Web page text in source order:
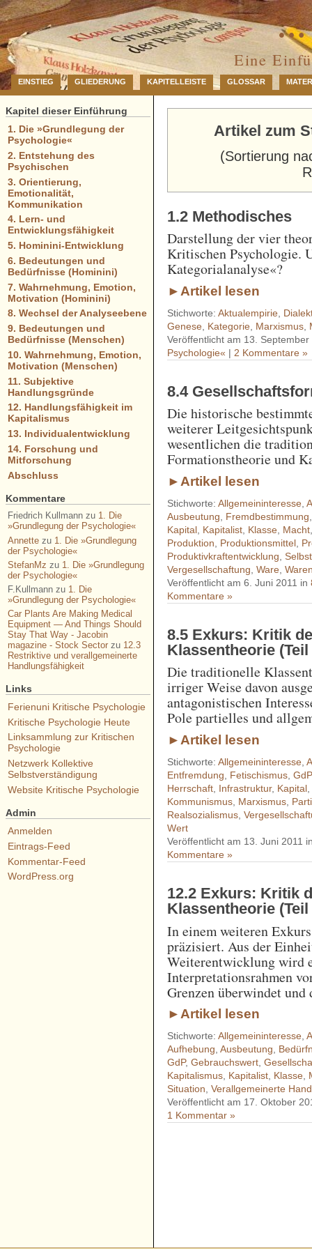
…
Eine
EINSTIEG GLIEDERUNG KAPITELLEISTE GLOSSAR
Artikel zum
(Sortierung
1.2 Methodisches
Darstellung der vier
Kritischen Psychologie.
Kategorialanalyse«?
►Artikel lesen
Stichworte:Aktualempirie
Genese Kategorie Marxismus
Veröffentlicht am 13.
Psychologie« | 2 Kommentare »
8.4
Die historische
weiterer
wesentlichen die
Formationstheorie und
►Artikel lesen
Stichworte:Allgemeininteresse ,
Ausbeutung
Fremdbestimmung
Kapital Kapitalist Klasse Macht
Produktion
Produktionsmittel
Produktivkraftentwicklung ,
Vergesellschaftung ,Ware ,
Veröffentlicht am 6. Juni 2011 in
Kommentare »
8.5 Exkurs: Kritik
Klassentheorie (Teil
Die traditionelle
irriger Weise davon
antagonistischen
Pole partielles und
►Artikel lesen
Stichworte:Allgemeininteresse ,
Entfremdung
Fetischismus ,GdP
Herrschaft Infrastruktur, Kapital
Kommunismus Marxismus
Realsozialismus ,
Wert
Veröffentlicht am 13. Juni 2011
Kommentare »
12.2 Exkurs: Kritik
Klassentheorie (Teil
In einem weiteren
präzisiert. Aus der
Weiterentwicklung wird
Interpretationsrahmen
Grenzen überwindet
►Artikel lesen
Stichworte:Allgemeininteresse,
Aufhebung,Ausbeutung,
GdP,Gebrauchswert,
Kapitalismus, Kapitalist, Klasse,
Situation,Verallgemeinerte
Veröffentlicht am 17. Oktober
1 Kommentar »
Kapitel dieser Einführung
1. Die »Grundlegung der
Psychologie«
2. Entstehung des
Psychischen
3. Orientierung,
Emotionalität,
Kommunikation
4. Lern- und
Entwicklungsfähigkeit
5. Hominini-Entwicklung
6. Bedeutungen und
Bedürfnisse (Hominini)
7. Wahrnehmung, Emotion,
Motivation (Hominini)
8. Wechsel der Analyseebene
9. Bedeutungen und
Bedürfnisse (Menschen)
10. Wahrnehmung, Emotion,
Motivation (Menschen)
11. Subjektive
Handlungsgründe
12. Handlungsfähigkeit im
Kapitalismus
13. Individualentwicklung
14. Forschung und
Mitforschung
Abschluss
Kommentare
Friedrich Kullmannzu 1. Die
»Grundlegung der Psychologie«
Annettezu 1. Die »Grundlegung
der Psychologie«
StefanMz zu 1. Die »Grundlegung
der Psychologie«
F.Kullmannzu 1. Die
»Grundlegung der Psychologie«
Car Plants Are Making Medical
Equipment — And Things Should
Stay That Way - Jacobin
magazine - Stock Sectorzu 12.3
Restriktive und verallgemeinerte
Handlungsfähigkeit
Links
Ferienuni Kritische Psychologie
Kritische Psychologie Heute
Linksammlung zur Kritischen
Psychologie
Netzwerk Kollektive
Selbstverständigung
Website Kritische Psychologie
Admin
Anmelden
Eintrags-Feed
Kommentar-Feed
WordPress.org